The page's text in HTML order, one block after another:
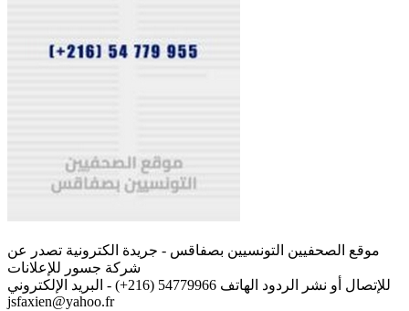
موقع الصحفيين التونسيين بصفاقس - جريدة الكترونية تصدر عن
شركة جسور للإعلانات
للإتصال أو نشر الردود الهاتف 54779966 (216+) - البريد الإلكتروني
jsfaxien@yahoo.fr